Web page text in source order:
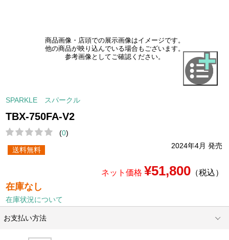
商品画像・店頭での展示画像はイメージです。
他の商品が映り込んでいる場合もございます。
参考画像としてご確認ください。
SPARKLE スパークル
TBX-750FA-V2
(0)
2024年4月 発売
送料無料
ネット価格 ¥51,800（税込）
在庫なし
在庫状況について
お支払い方法